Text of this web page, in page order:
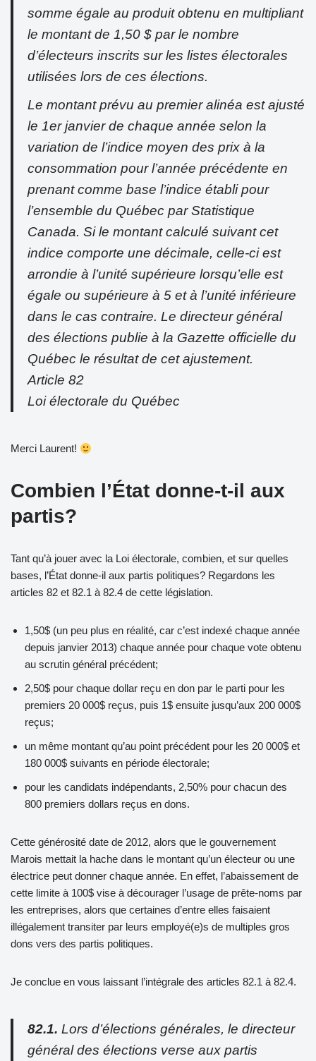
somme égale au produit obtenu en multipliant
le montant de 1,50 $ par le nombre
d’électeurs inscrits sur les listes électorales
utilisées lors de ces élections.
Le montant prévu au premier alinéa est ajusté
le 1er janvier de chaque année selon la
variation de l’indice moyen des prix à la
consommation pour l’année précédente en
prenant comme base l’indice établi pour
l’ensemble du Québec par Statistique
Canada. Si le montant calculé suivant cet
indice comporte une décimale, celle-ci est
arrondie à l’unité supérieure lorsqu’elle est
égale ou supérieure à 5 et à l’unité inférieure
dans le cas contraire. Le directeur général
des élections publie à la Gazette officielle du
Québec le résultat de cet ajustement.
Article 82
Loi électorale du Québec
Merci Laurent!
Combien l’État donne-t-il aux
partis?
Tant qu’à jouer avec la Loi électorale, combien, et sur quelles
bases, l’État donne-il aux partis politiques? Regardons les
articles 82 et 82.1 à 82.4 de cette législation.
1,50$ (un peu plus en réalité, car c’est indexé chaque année
depuis janvier 2013) chaque année pour chaque vote obtenu
au scrutin général précédent;
2,50$ pour chaque dollar reçu en don par le parti pour les
premiers 20 000$ reçus, puis 1$ ensuite jusqu’aux 200 000$
reçus;
un même montant qu’au point précédent pour les 20 000$ et
180 000$ suivants en période électorale;
pour les candidats indépendants, 2,50% pour chacun des
800 premiers dollars reçus en dons.
Cette générosité date de 2012, alors que le gouvernement
Marois mettait la hache dans le montant qu’un électeur ou une
électrice peut donner chaque année. En effet, l’abaissement de
cette limite à 100$ vise à décourager l’usage de prête-noms par
les entreprises, alors que certaines d’entre elles faisaient
illégalement transiter par leurs employé(e)s de multiples gros
dons vers des partis politiques.
Je conclue en vous laissant l’intégrale des articles 82.1 à 82.4.
82.1. Lors d’élections générales, le directeur
général des élections verse aux partis